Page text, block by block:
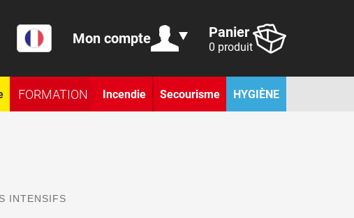
Mon compte Panier
0 produit
FORMATION Incendie Secourisme HYGIÈNE
INTENSIFS